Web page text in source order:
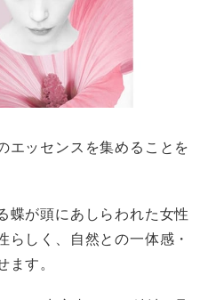
エッセンスを集めることを
蝶が頭にあしらわれた女性
しく、自然との一体感・
す。